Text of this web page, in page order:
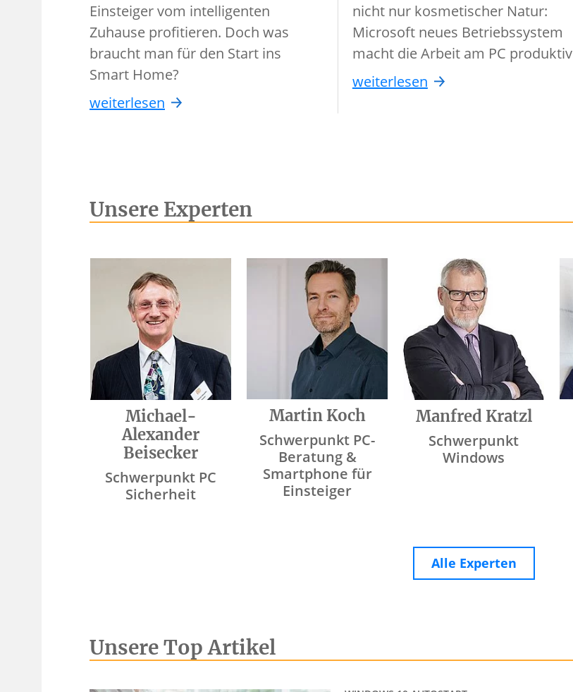
Einsteiger vom intelligenten
Zuhause profitieren. Doch was
braucht man für den Start ins
Smart Home?
weiterlesen
nicht nur kosmetischer Natur:
Microsoft neues Betriebssystem
macht die Arbeit am PC produktiv
weiterlesen
Unsere Experten
Michael-
Alexander
Beisecker
Schwerpunkt PC
Sicherheit
Martin Koch
Schwerpunkt PC-
Beratung &
Smartphone für
Einsteiger
Manfred Kratzl
Schwerpunkt
Windows
Alle Experten
Unsere Top Artikel